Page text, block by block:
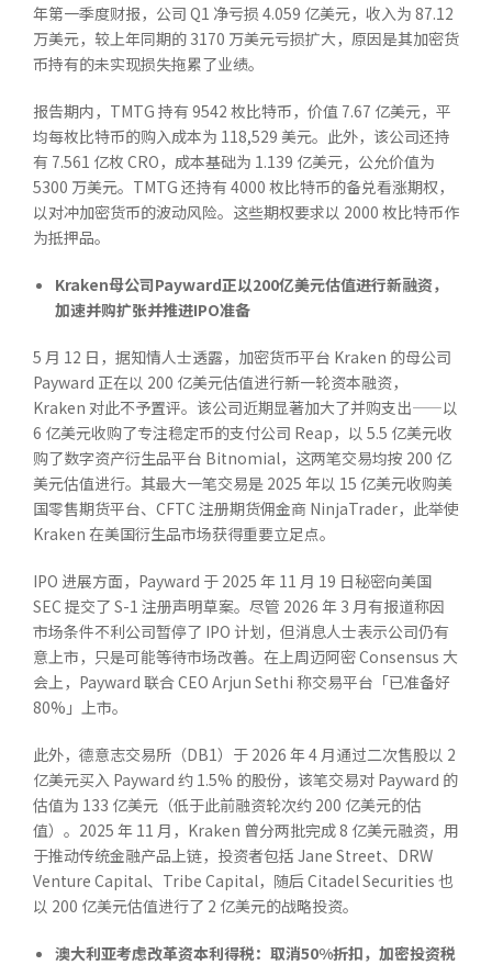
年第一季度财报，公司 Q1 净亏损 4.059 亿美元，收入为 87.12
万美元，较上年同期的 3170 万美元亏损扩大，原因是其加密货
币持有的未实现损失拖累了业绩。
报告期内，TMTG 持有 9542 枚比特币，价值 7.67 亿美元，平
均每枚比特币的购入成本为 118,529 美元。此外，该公司还持
有 7.561 亿枚 CRO，成本基础为 1.139 亿美元，公允价值为
5300 万美元。TMTG 还持有 4000 枚比特币的备兑看涨期权，
以对冲加密货币的波动风险。这些期权要求以 2000 枚比特币作
为抵押品。
Kraken母公司Payward正以200亿美元估值进行新融资，
加速并购扩张并推进IPO准备
5 月 12 日，据知情人士透露，加密货币平台 Kraken 的母公司
Payward 正在以 200 亿美元估值进行新一轮资本融资，
Kraken 对此不予置评。该公司近期显著加大了并购支出——以
6 亿美元收购了专注稳定币的支付公司 Reap，以 5.5 亿美元收
购了数字资产衍生品平台 Bitnomial，这两笔交易均按 200 亿
美元估值进行。其最大一笔交易是 2025 年以 15 亿美元收购美
国零售期货平台、CFTC 注册期货佣金商 NinjaTrader，此举使
Kraken 在美国衍生品市场获得重要立足点。
IPO 进展方面，Payward 于 2025 年 11 月 19 日秘密向美国
SEC 提交了 S-1 注册声明草案。尽管 2026 年 3 月有报道称因
市场条件不利公司暂停了 IPO 计划，但消息人士表示公司仍有
意上市，只是可能等待市场改善。在上周迈阿密 Consensus 大
会上，Payward 联合 CEO Arjun Sethi 称交易平台「已准备好
80%」上市。
此外，德意志交易所（DB1）于 2026 年 4 月通过二次售股以 2
亿美元买入 Payward 约 1.5% 的股份，该笔交易对 Payward 的
估值为 133 亿美元（低于此前融资轮次约 200 亿美元的估
值）。2025 年 11 月，Kraken 曾分两批完成 8 亿美元融资，用
于推动传统金融产品上链，投资者包括 Jane Street、DRW
Venture Capital、Tribe Capital，随后 Citadel Securities 也
以 200 亿美元估值进行了 2 亿美元的战略投资。
澳大利亚考虑改革资本利得税：取消50%折扣，加密投资税